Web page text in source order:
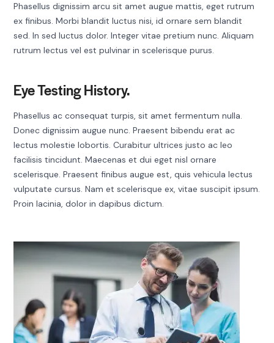
Phasellus dignissim arcu sit amet augue mattis, eget rutrum
ex finibus. Morbi blandit luctus nisi, id ornare sem blandit
sed. In sed luctus dolor. Integer vitae pretium nunc. Aliquam
rutrum lectus vel est pulvinar in scelerisque purus.
Eye Testing History.
Phasellus ac consequat turpis, sit amet fermentum nulla.
Donec dignissim augue nunc. Praesent bibendu erat ac
lectus molestie lobortis. Curabitur ultrices justo ac leo
facilisis tincidunt. Maecenas et dui eget nisl ornare
scelerisque. Praesent finibus augue est, quis vehicula lectus
vulputate cursus. Nam et scelerisque ex, vitae suscipit ipsum.
Proin lacinia, dolor in dapibus dictum.